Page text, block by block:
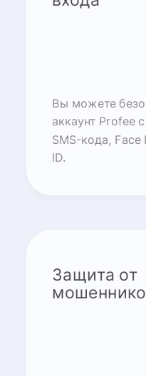
Вы можете
аккаунт Profee
SMS-кода,
ID.
Защита от